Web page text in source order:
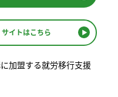
サイトはこちら